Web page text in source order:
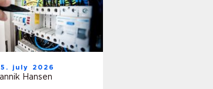
july 2026
Hansen